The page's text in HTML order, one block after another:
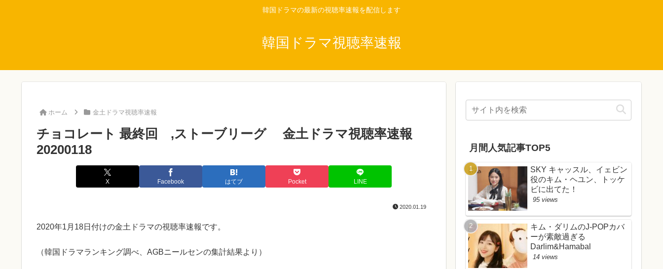
韓国ドラマの最新の視聴率速報を配信します
韓国ドラマ視聴率速報
ホーム 金土ドラマ視聴率速報
チョコレート 最終回 ,ストーブリーグ 金土ドラマ視聴率速報
20200118
X Facebook はてブ Pocket LINE
2020.01.19
2020年1月18日付けの金土ドラマの視聴率速報です。
（韓国ドラマランキング調べ、AGBニールセンの集計結果より）
月間人気記事TOP5
SKY キャッスル、イェビン
役のキム・ヘユン、トッケ
ビに出てた！
95 views
キム・ダリムのJ-POPカバ
ーが素敵過ぎる
Darlim&Hamabal
14 views